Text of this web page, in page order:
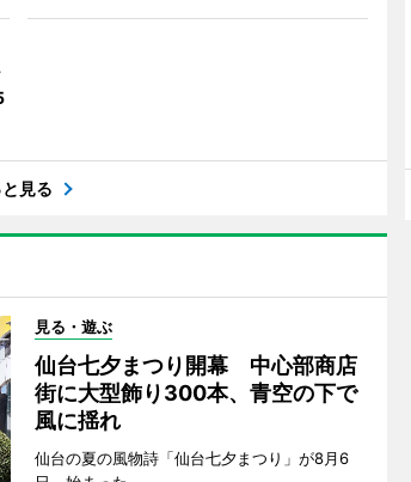
見る
見る・遊ぶ
仙台七夕まつり開幕 中心部商店
街に大型飾り300本、青空の下で
風に揺れ
仙台の夏の風物詩「仙台七夕まつり」が8月6